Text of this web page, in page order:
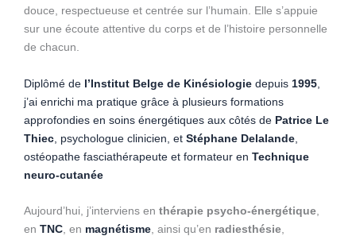
douce, respectueuse et centrée sur l’humain. Elle s’appuie
sur une écoute attentive du corps et de l’histoire personnelle
de chacun.
Diplômé de l’Institut Belge de Kinésiologie depuis 1995
j’ai enrichi ma pratique grâce à plusieurs formations
approfondies en soins énergétiques aux côtés de Patrice Le
Thiec , psychologue clinicien, et Stéphane Delalande
ostéopathe fasciathérapeute et formateur en Technique
neuro-cutanée
Aujourd’hui, j’interviens en thérapie psycho-énergétique
en TNC , en magnétisme , ainsi qu’en radiesthésie